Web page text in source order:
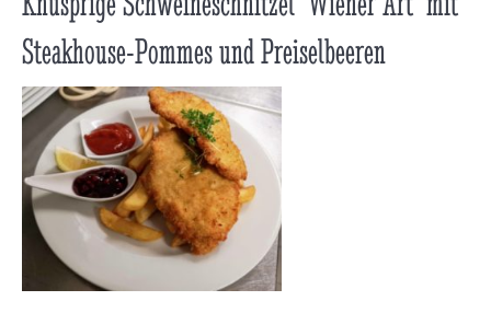
Steakhouse-Pommes und Preiselbeeren